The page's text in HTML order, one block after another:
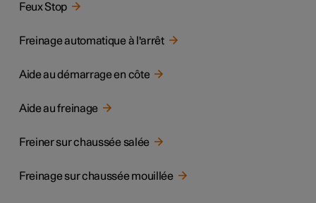
Feux Stop
Freinage automatique à l'arrêt
Aide au démarrage en côte
Aide au freinage
Freiner sur chaussée salée
Freinage sur chaussée mouillée